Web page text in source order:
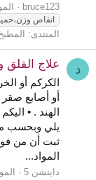
bruce123
انقاص
المنتدى:
د علاج القلق
الكركم أو
أو أصابع
الهند . •
ثبت أن من
المواد...
دايتشن 5